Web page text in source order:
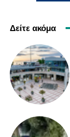
Δείτε ακόμα